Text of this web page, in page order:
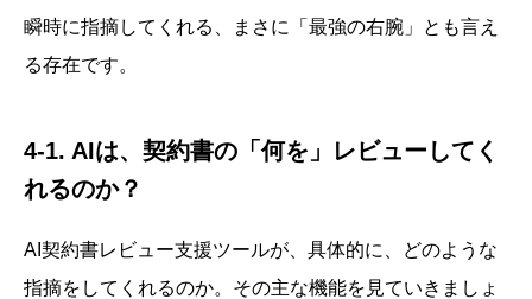
瞬時に指摘してくれる、まさに「最強の右腕」とも言え
る存在です。
4-1. AIは、契約書の「何を」レビューしてく
れるのか？
AI契約書レビュー支援ツールが、具体的に、どのような
指摘をしてくれるのか。その主な機能を見ていきましょ